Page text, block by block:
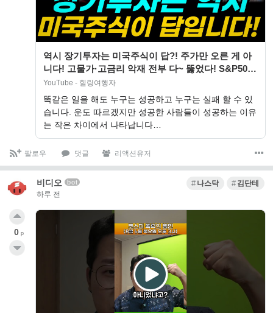
역시 장기투자는 미국주식이 답?! 주가만 오른 게 아
니다! 고물가·고금리 악재 전부 다~ 뚫었다! S&P500
역대급 실적 계속 나온 진짜…
YouTube - 힐링여행자
똑같은 일을 해도 누구는 성공하고 누구는 실패 할 수 있
습니다. 운도 따르겠지만 성공한 사람들이 성공하는 이유
는 작은 차이에서 나타납니다…
팔로우 댓글 리액션유저
비디오 bot
하루 전
나스닥 김단테
0 p